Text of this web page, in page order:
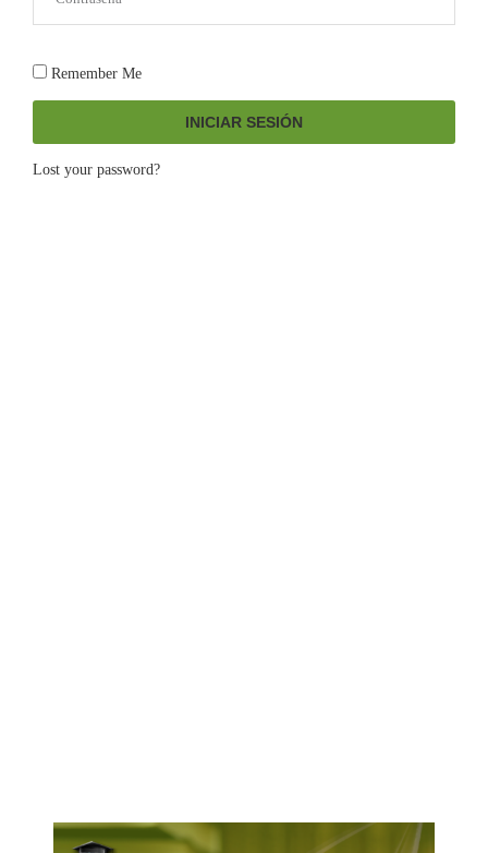
Remember Me
INICIAR SESIÓN
Lost your password?